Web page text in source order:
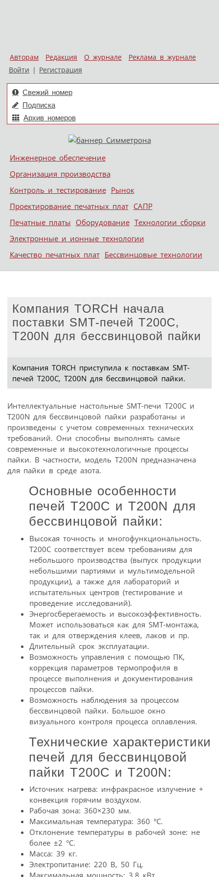
Авторам Редакция О журнале
Реклама в журнале
Войти | Регистрация
Свежий номер
Подписка
Архив номеров
Меню
Skip to content
Инженерное обеспечение
Организация производства
Контроль и тестирование Рынок
Проектирование печатных плат САПР
Печатные платы Оборудование Технологии сборки
Электронные и ионные технологии
Качество печатных плат Бессвинцовые технологии
Компания TORCH начала
поставки SMT-печей T200C,
T200N для беcсвинцовой пайки
Компания TORCH приступила к поставкам SMT-
печей T200C, T200N для беcсвинцовой пайки.
Интеллектуальные настольные SMT-печи Т200С и
T200N для беcсвинцовой пайки разработаны и
произведены с учетом современных технических
требований. Они способны выполнять самые
современные и высокотехнологичные процессы
пайки. В частности, модель T200N предназначена
для пайки в среде азота.
Основные особенности
печей Т200С и T200N для
беcсвинцовой пайки:
Высокая точность и многофункциональность.
Т200С соответствует всем требованиям для
небольшого производства (выпуск продукции
небольшими партиями и мультимодельной
продукции), а также для лабораторий и
испытательных центров (тестирование и
проведение исследований).
Энергосберегаемость и высокоэффективность.
Может использоваться как для SMT-монтажа,
так и для отверждения клеев, лаков и пр.
Длительный срок эксплуатации.
Возможность управления с помощью ПК,
коррекция параметров термопрофиля в
процессе выполнения и документирования
процессов пайки.
Возможность наблюдения за процессом
бессвинцовой пайки. Большое окно
визуального контроля процесса оплавления.
Технические характеристики
печей для беcсвинцовой
пайки Т200С и T200N:
Источник нагрева: инфракрасное излучение +
конвекция горячим воздухом.
Рабочая зона: 360×230 мм.
Максимальная температура: 360 °С.
Отклонение температуры в рабочей зоне: не
более ±2 °С.
Масса: 39 кг.
Электропитание: 220 В, 50 Гц.